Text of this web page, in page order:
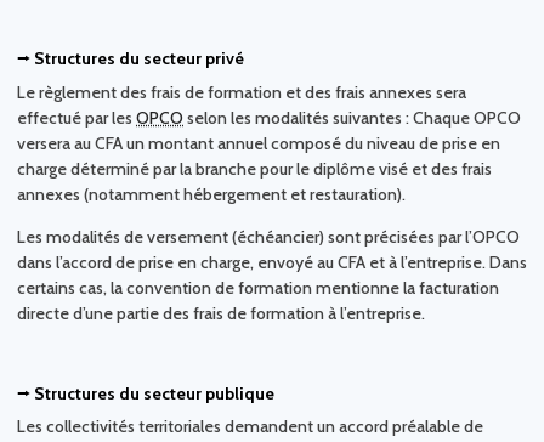
⭢ Structures du secteur privé
Le règlement des frais de formation et des frais annexes sera
effectué par les OPCO selon les modalités suivantes : Chaque OPCO
versera au CFA un montant annuel composé du niveau de prise en
charge déterminé par la branche pour le diplôme visé et des frais
annexes (notamment hébergement et restauration).
Les modalités de versement (échéancier) sont précisées par l’OPCO
dans l’accord de prise en charge, envoyé au CFA et à l’entreprise. Dans
certains cas, la convention de formation mentionne la facturation
directe d’une partie des frais de formation à l’entreprise.
⭢ Structures du secteur publique
Les collectivités territoriales demandent un accord préalable de